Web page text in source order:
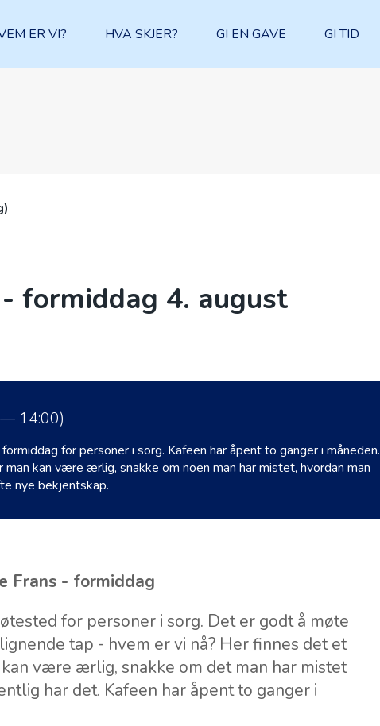
ER VI? HVA SKJER? GI EN GAVE GI TID
formiddag 4. august
14:00)
for personer i sorg. Kafeen har åpent to ganger i måneden.
kan være ærlig, snakke om noen man har mistet, hvordan man
nye bekjentskap.
Frans - formiddag
for personer i sorg. Det er godt å møte
tap - hvem er vi nå? Her finnes det et
være ærlig, snakke om det man har mistet
har det. Kafeen har åpent to ganger i